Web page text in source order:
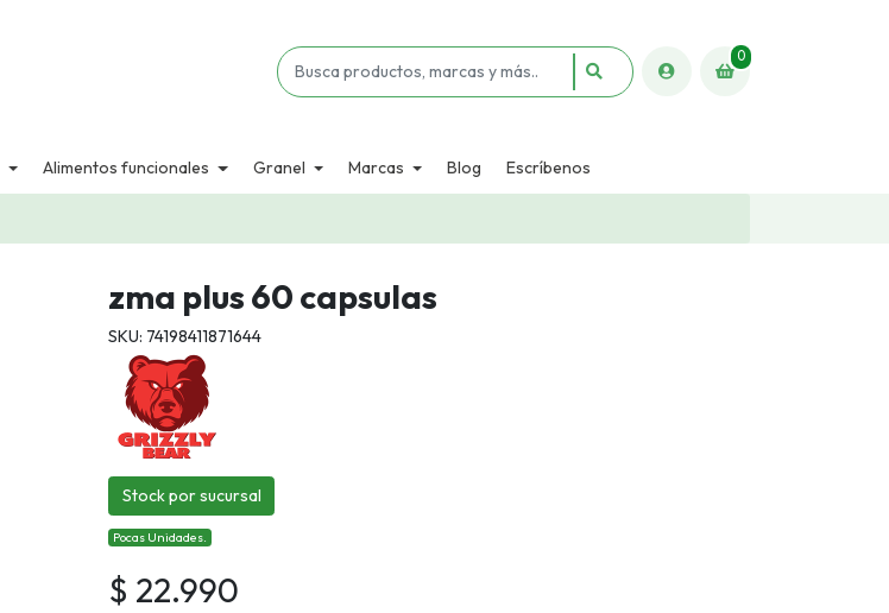
0
Alimentos funcionales Granel Marcas Blog Escríbenos
zma plus 60 capsulas
SKU: 74198411871644
Stock por sucursal
Pocas Unidades.
$ 22.990